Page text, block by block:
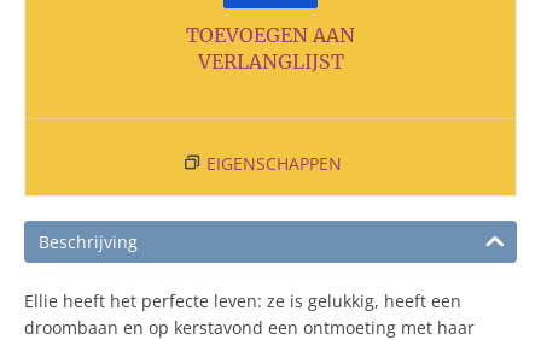
TOEVOEGEN AAN
VERLANGLIJST
EIGENSCHAPPEN
Beschrijving
Ellie heeft het perfecte leven: ze is gelukkig, heeft een
droombaan en op kerstavond een ontmoeting met haar